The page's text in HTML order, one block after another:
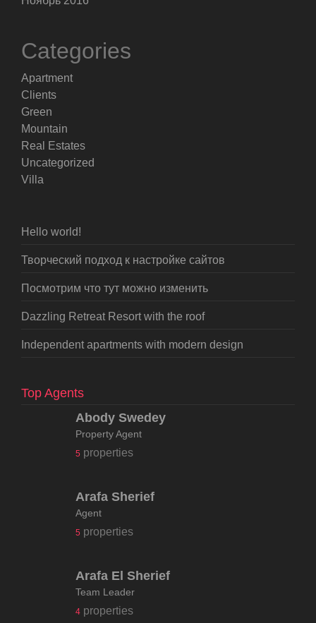
Categories
Apartment
Clients
Green
Mountain
Real Estates
Uncategorized
Villa
Hello world!
Творческий подход к настройке сайтов
Посмотрим что тут можно изменить
Dazzling Retreat Resort with the roof
Independent apartments with modern design
Top Agents
Abody Swedey
Property Agent
5 properties
Arafa Sherief
Agent
5 properties
Arafa El Sherief
Team Leader
4 properties